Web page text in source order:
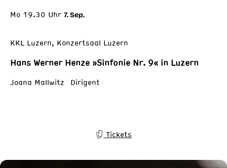
Mo 19.30 Uhr 7. Sep.
KKL Luzern, Konzertsaal Luzern
Hans Werner Henze »Sinfonie Nr. 9« in Luzern
Joana Mallwitz Dirigent
Tickets